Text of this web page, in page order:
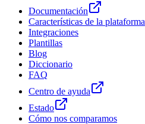
Documentación
Características de la plataforma
Integraciones
Plantillas
Blog
Diccionario
FAQ
Centro de ayuda
Estado
Cómo nos comparamos